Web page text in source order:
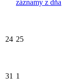
záznamy z dňa
24 25
31 1